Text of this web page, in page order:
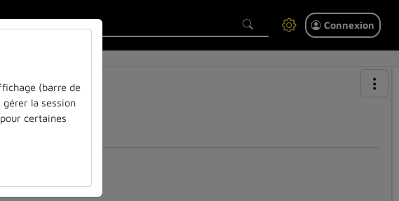
Connexion
(barre de
la session
certaines